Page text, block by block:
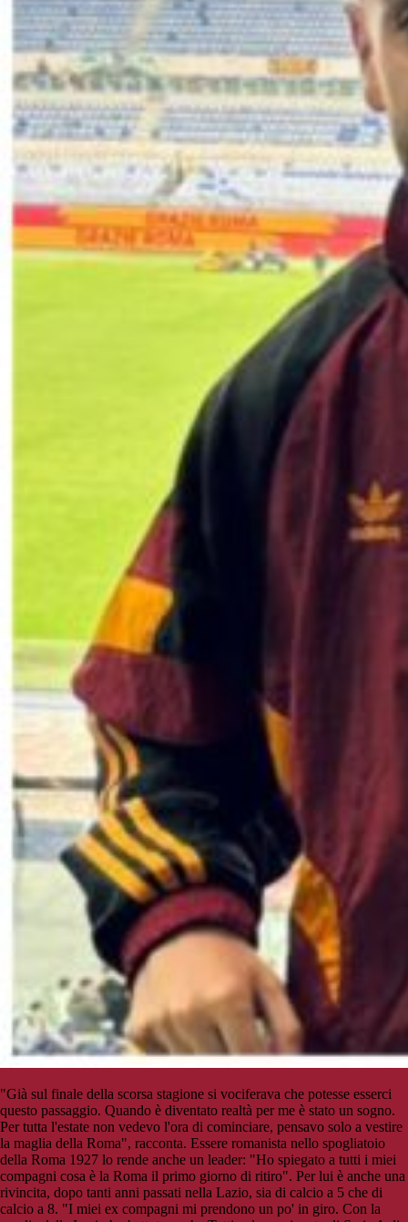
"Già sul finale della scorsa stagione si vociferava che potesse esserci
questo passaggio. Quando è diventato realtà per me è stato un sogno.
Per tutta l'estate non vedevo l'ora di cominciare, pensavo solo a vestire
la maglia della Roma", racconta. Essere romanista nello spogliatoio
della Roma 1927 lo rende anche un leader: "Ho spiegato a tutti i miei
compagni cosa è la Roma il primo giorno di ritiro". Per lui è anche una
rivincita, dopo tanti anni passati nella Lazio, sia di calcio a 5 che di
calcio a 8. "I miei ex compagni mi prendono un po' in giro. Con la